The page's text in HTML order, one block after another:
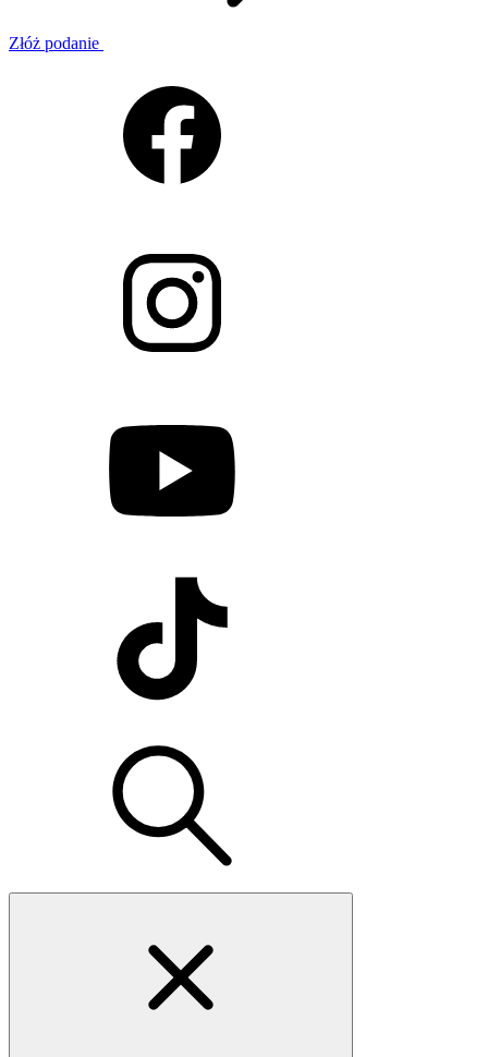
Złóż podanie